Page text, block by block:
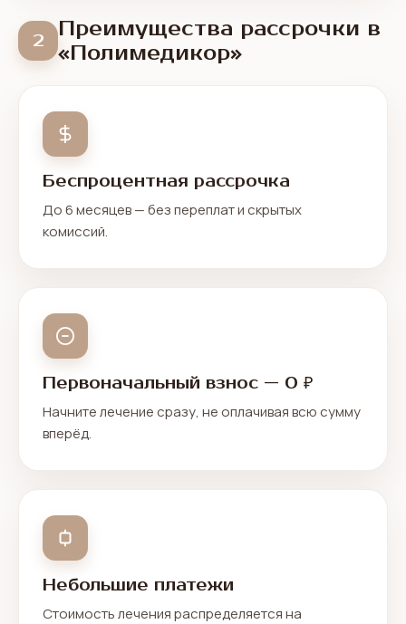
2
Преимущества рассрочки в
«Полимедикор»
Беспроцентная рассрочка
До 6 месяцев — без переплат и скрытых
комиссий.
Первоначальный взнос — 0 ₽
Начните лечение сразу, не оплачивая всю сумму
вперёд.
Небольшие платежи
Стоимость лечения распределяется на